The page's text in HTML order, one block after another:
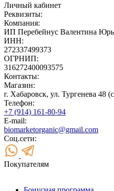
Личный кабинет
Реквизиты:
Компания:
ИП Перебейнус Валентина
ИНН:
272337499373
ОГРНИП:
316272400093575
Контакты:
Магазин:
г. Хабаровск, ул. Тургенева 48
Телефон:
+7 (914) 161-80-94
E-mail:
biomarketorganic@gmail.com
Соц.сети:
Покупателям